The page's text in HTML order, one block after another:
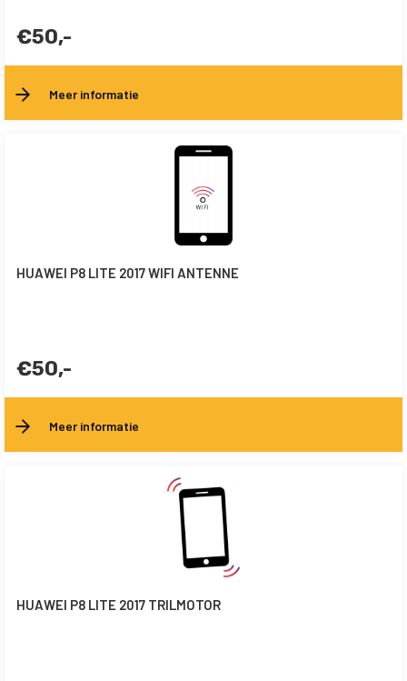
€50,-
Meer informatie
HUAWEI P8 LITE 2017 WIFI ANTENNE
€50,-
Meer informatie
HUAWEI P8 LITE 2017 TRILMOTOR